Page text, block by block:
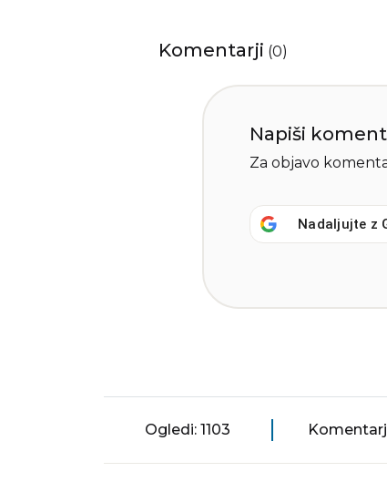
Komentarji (0)
Napiši
Za objavo
Nadaljujte z
Ogledi: 1103